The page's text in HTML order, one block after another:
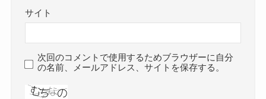
サイト
次回のコメントで使用するためブラウザーに自分
の名前、メールアドレス、サイトを保存する。